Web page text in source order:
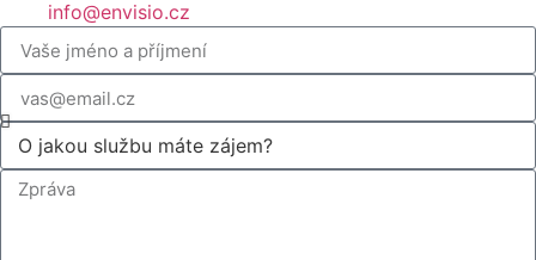
info@envisio.cz